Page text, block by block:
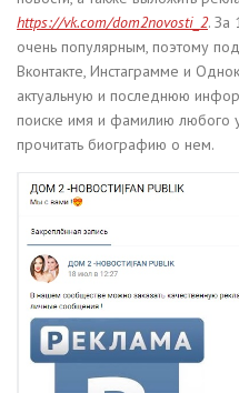
https://vk.com/dom2novosti_2. За
очень популярным, поэтому
Вконтакте, Инстаграмме и
актуальную и последнюю
поиске имя и фамилию любого
прочитать биографию о нем.